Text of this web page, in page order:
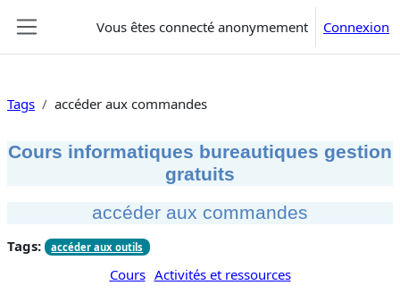
Vous êtes connecté anonymement Connexion
Tags accéder aux commandes
Cours informatiques bureautiques gestion
gratuits
accéder aux commandes
Tags: accéder aux outils
Cours Activités et ressources